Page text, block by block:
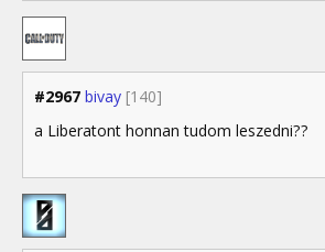
#2967 bivay [140]
a Liberatont honnan tudom leszedni??